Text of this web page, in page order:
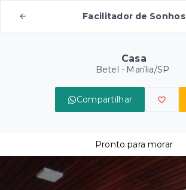
Facilitador de Sonhos
Casa
Betel - Marília/SP
Compartilhar
Pronto para morar